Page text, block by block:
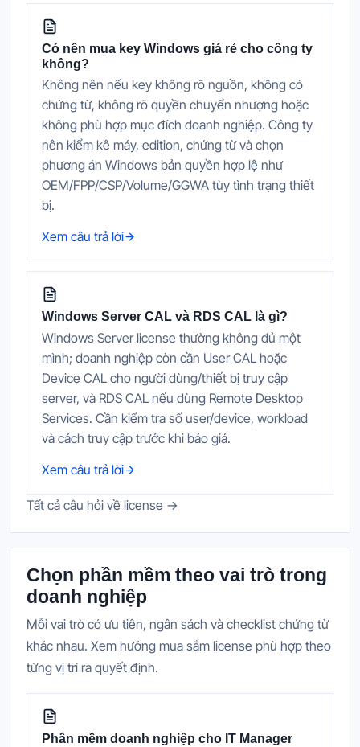
Có nên mua key Windows giá rẻ cho công ty
không?
Không nên nếu key không rõ nguồn, không có
chứng từ, không rõ quyền chuyển nhượng hoặc
không phù hợp mục đích doanh nghiệp. Công ty
nên kiểm kê máy, edition, chứng từ và chọn
phương án Windows bản quyền hợp lệ như
OEM/FPP/CSP/Volume/GGWA tùy tình trạng thiết
bị.
Xem câu trả lời
Windows Server CAL và RDS CAL là gì?
Windows Server license thường không đủ một
mình; doanh nghiệp còn cần User CAL hoặc
Device CAL cho người dùng/thiết bị truy cập
server, và RDS CAL nếu dùng Remote Desktop
Services. Cần kiểm tra số user/device, workload
và cách truy cập trước khi báo giá.
Xem câu trả lời
Tất cả câu hỏi về license →
Chọn phần mềm theo vai trò trong
doanh nghiệp
Mỗi vai trò có ưu tiên, ngân sách và checklist chứng từ
khác nhau. Xem hướng mua sắm license phù hợp theo
từng vị trí ra quyết định.
Phần mềm doanh nghiệp cho IT Manager